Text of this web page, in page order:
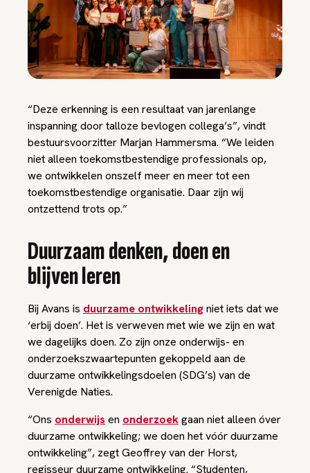
“Deze erkenning is een resultaat van jarenlange
inspanning door talloze bevlogen collega’s”, vindt
bestuursvoorzitter Marjan Hammersma. “We leiden
niet alleen toekomstbestendige professionals op,
we ontwikkelen onszelf meer en meer tot een
toekomstbestendige organisatie. Daar zijn wij
ontzettend trots op.”
Duurzaam denken, doen en
blijven leren
Bij Avans is duurzame ontwikkelingniet iets dat we
‘erbij doen’. Het is verweven met wie we zijn en wat
we dagelijks doen. Zo zijn onze onderwijs- en
onderzoekszwaartepunten gekoppeld aan de
duurzame ontwikkelingsdoelen (SDG’s) van de
Verenigde Naties.
“Ons onderwijs en onderzoekgaan niet alleen óver
duurzame ontwikkeling; we doen het vóór duurzame
ontwikkeling”, zegt Geoffrey van der Horst,
regisseur duurzame ontwikkeling. “Studenten,